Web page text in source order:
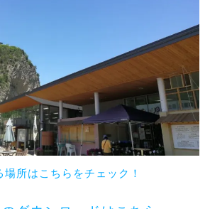
所はこちらをチェック！